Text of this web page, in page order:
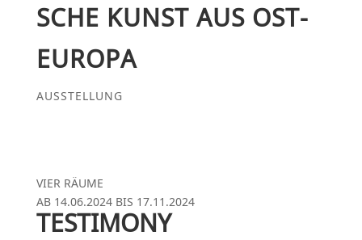
SCHE KUNST AUS OST­
EU­RO­PA
AUSSTELLUNG
VIER RÄUME
AB 14.06.2024 BIS 17.11.2024
TESTIMONY